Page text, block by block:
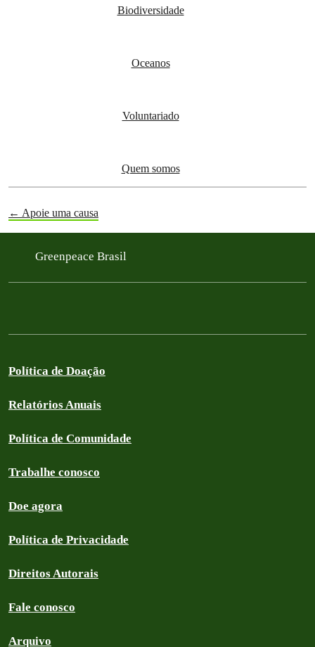
Biodiversidade
Oceanos
Voluntariado
Quem somos
← Apoie uma causa
Greenpeace Brasil
Política de Doação
Relatórios Anuais
Política de Comunidade
Trabalhe conosco
Doe agora
Política de Privacidade
Direitos Autorais
Fale conosco
Arquivo